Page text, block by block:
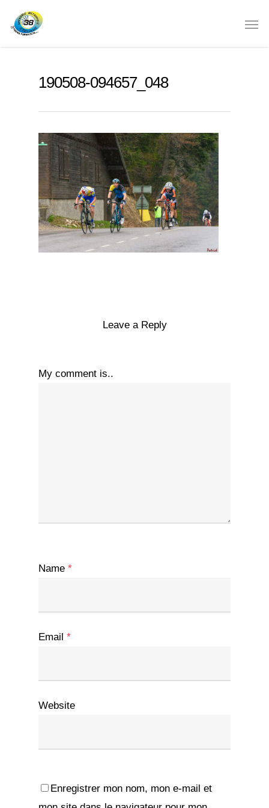
190508-094657_048
Leave a Reply
My comment is..
Name *
Email *
Website
Enregistrer mon nom, mon e-mail et